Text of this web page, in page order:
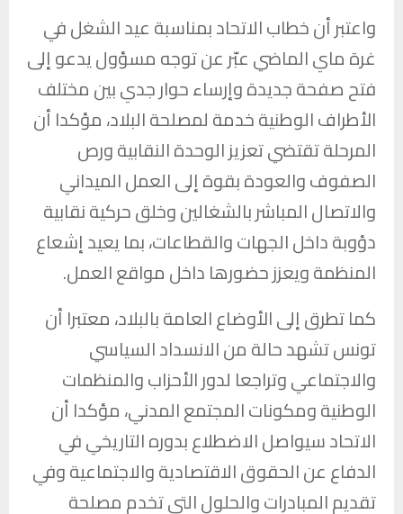
واعتبر أن خطاب الاتحاد بمناسبة عيد الشغل في
غرة ماي الماضي عبّر عن توجه مسؤول يدعو إلى
فتح صفحة جديدة وإرساء حوار جدي بين مختلف
الأطراف الوطنية خدمة لمصلحة البلاد، مؤكدا أن
المرحلة تقتضي تعزيز الوحدة النقابية ورص
الصفوف والعودة بقوة إلى العمل الميداني
والاتصال المباشر بالشغالين وخلق حركية نقابية
دؤوبة داخل الجهات والقطاعات، بما يعيد إشعاع
المنظمة ويعزز حضورها داخل مواقع العمل.
كما تطرق إلى الأوضاع العامة بالبلاد، معتبرا أن
تونس تشهد حالة من الانسداد السياسي
والاجتماعي وتراجعا لدور الأحزاب والمنظمات
الوطنية ومكونات المجتمع المدني، مؤكدا أن
الاتحاد سيواصل الاضطلاع بدوره التاريخي في
الدفاع عن الحقوق الاقتصادية والاجتماعية وفي
تقديم المبادرات والحلول التي تخدم مصلحة